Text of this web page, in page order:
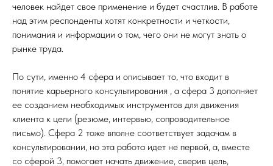
человек найдет свое применение и будет счастлив. В работе
над этим респонденты хотят конкретности и четкости,
понимания и информации о том, чего они не могут знать о
рынке труда.
По сути, именно 4 сфера и описывает то, что входит в
понятие карьерного консультирования , а сфера 3 дополняет
ее созданием необходимых инструментов для движения
клиента к цели (резюме, интервью, сопроводительное
письмо). Сфера 2 тоже вполне соответствует задачам в
консультировании, но эта работа идет не первой, а, вместе
со сферой 3, помогает начать движение, сверив цель,